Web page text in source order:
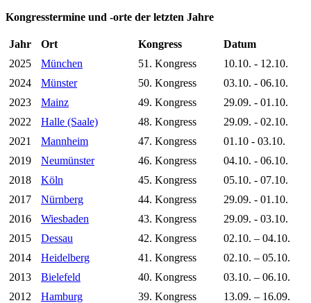
Kongresstermine und -orte der letzten Jahre
Jahr Ort Kongress
Datum
2025
München 51. Kongress
10.10. - 12.10.
2024
Münster 50. Kongress
03.10. - 06.10.
2023
Mainz 49. Kongress
29.09. - 01.10.
2022
Halle (Saale) 48. Kongress
29.09. - 02.10.
2021
Mannheim 47. Kongress
01.10 - 03.10.
2019
Neumünster 46. Kongress
04.10. - 06.10.
2018
Köln 45. Kongress
05.10. - 07.10.
2017
Nürnberg 44. Kongress
29.09. - 01.10.
2016
Wiesbaden 43. Kongress
29.09. - 03.10.
2015
Dessau 42. Kongress
02.10. – 04.10.
2014
Heidelberg 41. Kongress
02.10. – 05.10.
2013
Bielefeld 40. Kongress
03.10. – 06.10.
2012
Hamburg 39. Kongress
13.09. – 16.09.